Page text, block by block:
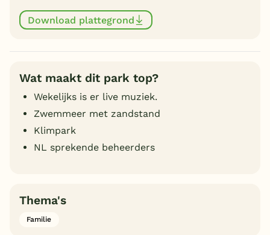
Download plattegrond
Wat maakt dit park top?
Wekelijks is er live muziek.
Zwemmeer met zandstand
Klimpark
NL sprekende beheerders
Thema's
Familie